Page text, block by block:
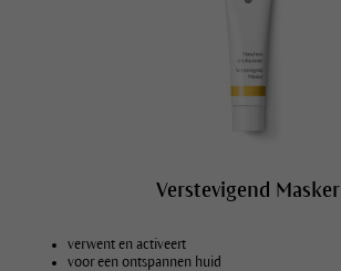
Verstevigend Masker
verwent en activeert
voor een ontspannen huid